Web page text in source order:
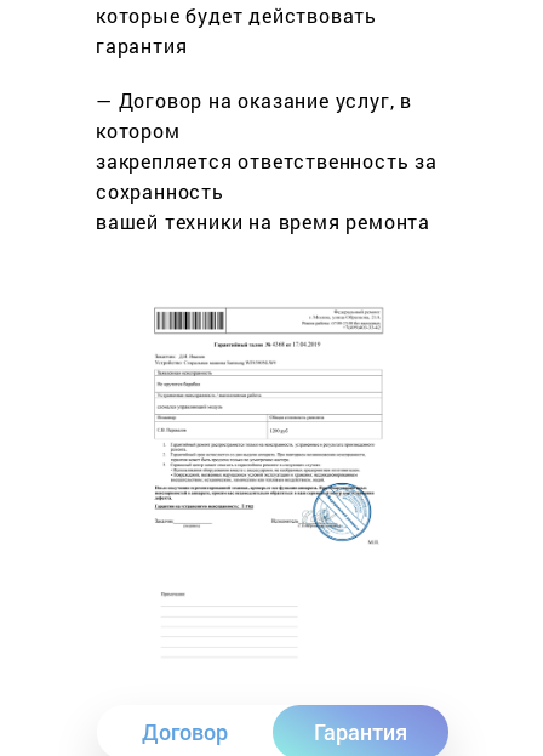
которые будет действовать
гарантия
— Договор на оказание услуг, в
котором
закрепляется ответственность за
сохранность
вашей техники на время ремонта
Договор Гарантия